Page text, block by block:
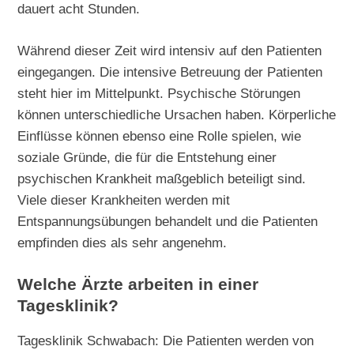
dauert acht Stunden.
Während dieser Zeit wird intensiv auf den Patienten
eingegangen. Die intensive Betreuung der Patienten
steht hier im Mittelpunkt. Psychische Störungen
können unterschiedliche Ursachen haben. Körperliche
Einflüsse können ebenso eine Rolle spielen, wie
soziale Gründe, die für die Entstehung einer
psychischen Krankheit maßgeblich beteiligt sind.
Viele dieser Krankheiten werden mit
Entspannungsübungen behandelt und die Patienten
empfinden dies als sehr angenehm.
Welche Ärzte arbeiten in einer
Tagesklinik?
Tagesklinik Schwabach: Die Patienten werden von